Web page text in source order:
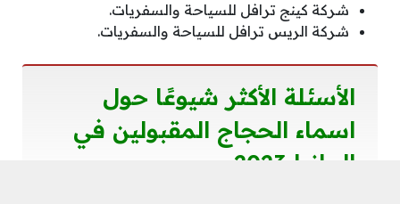
شركة كينج ترافل للسياحة والسفريات.
شركة الريس ترافل للسياحة والسفريات.
الأسئلة الأكثر شيوعًا حول
اسماء الحجاج المقبولين في
المانيا 2023